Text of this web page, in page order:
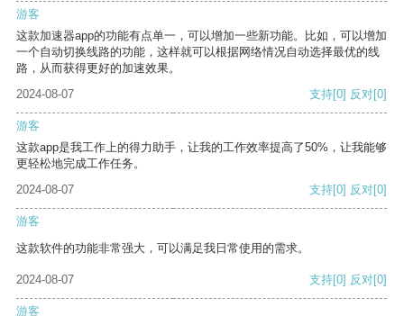
游客
这款加速器app的功能有点单一，可以增加一些新功能。比如，可以增加
一个自动切换线路的功能，这样就可以根据网络情况自动选择最优的线
路，从而获得更好的加速效果。
2024-08-07
支持[0] 反对[0]
游客
这款app是我工作上的得力助手，让我的工作效率提高了50%，让我能够
更轻松地完成工作任务。
2024-08-07
支持[0] 反对[0]
游客
这款软件的功能非常强大，可以满足我日常使用的需求。
2024-08-07 支持[0] 反对[0]
游客